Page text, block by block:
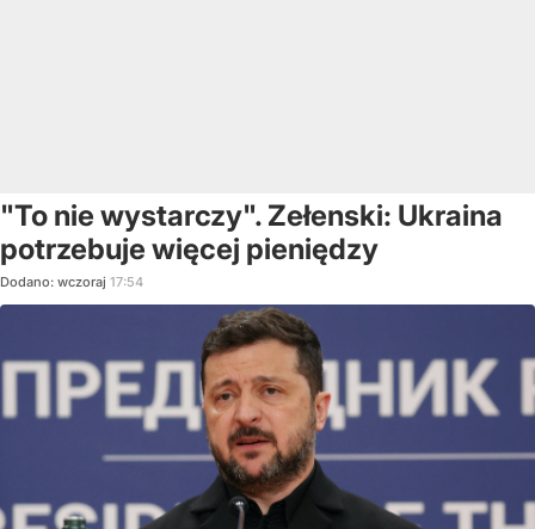
"To nie wystarczy". Zełenski: Ukraina
potrzebuje więcej pieniędzy
Dodano: wczoraj 17:54